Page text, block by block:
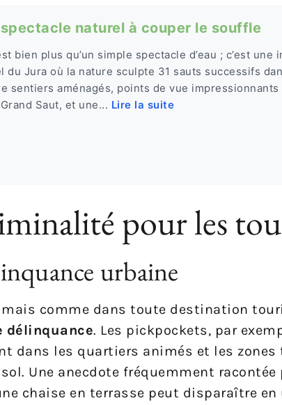
naturel à couper le souffle
bien plus qu’un simple spectacle d’eau ; c’est une
du Jura où la nature sculpte 31 sauts successifs
sentiers aménagés, points de vue impressionnants
Saut, et une... Lire la suite
pour les
urbaine
comme dans toute destination
délinquance. Les pickpockets, par
dans les quartiers animés et les
Une anecdote fréquemment racontée
chaise en terrasse peut disparaître